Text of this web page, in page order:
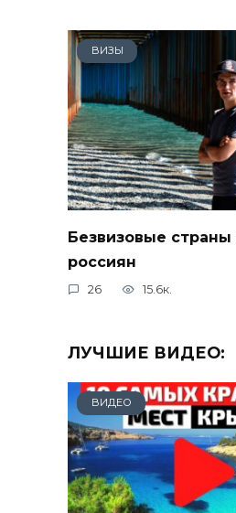
ВИЗЫ
Безвизовые страны
россиян
26 15.6к.
ЛУЧШИЕ ВИДЕО:
ВИДЕО